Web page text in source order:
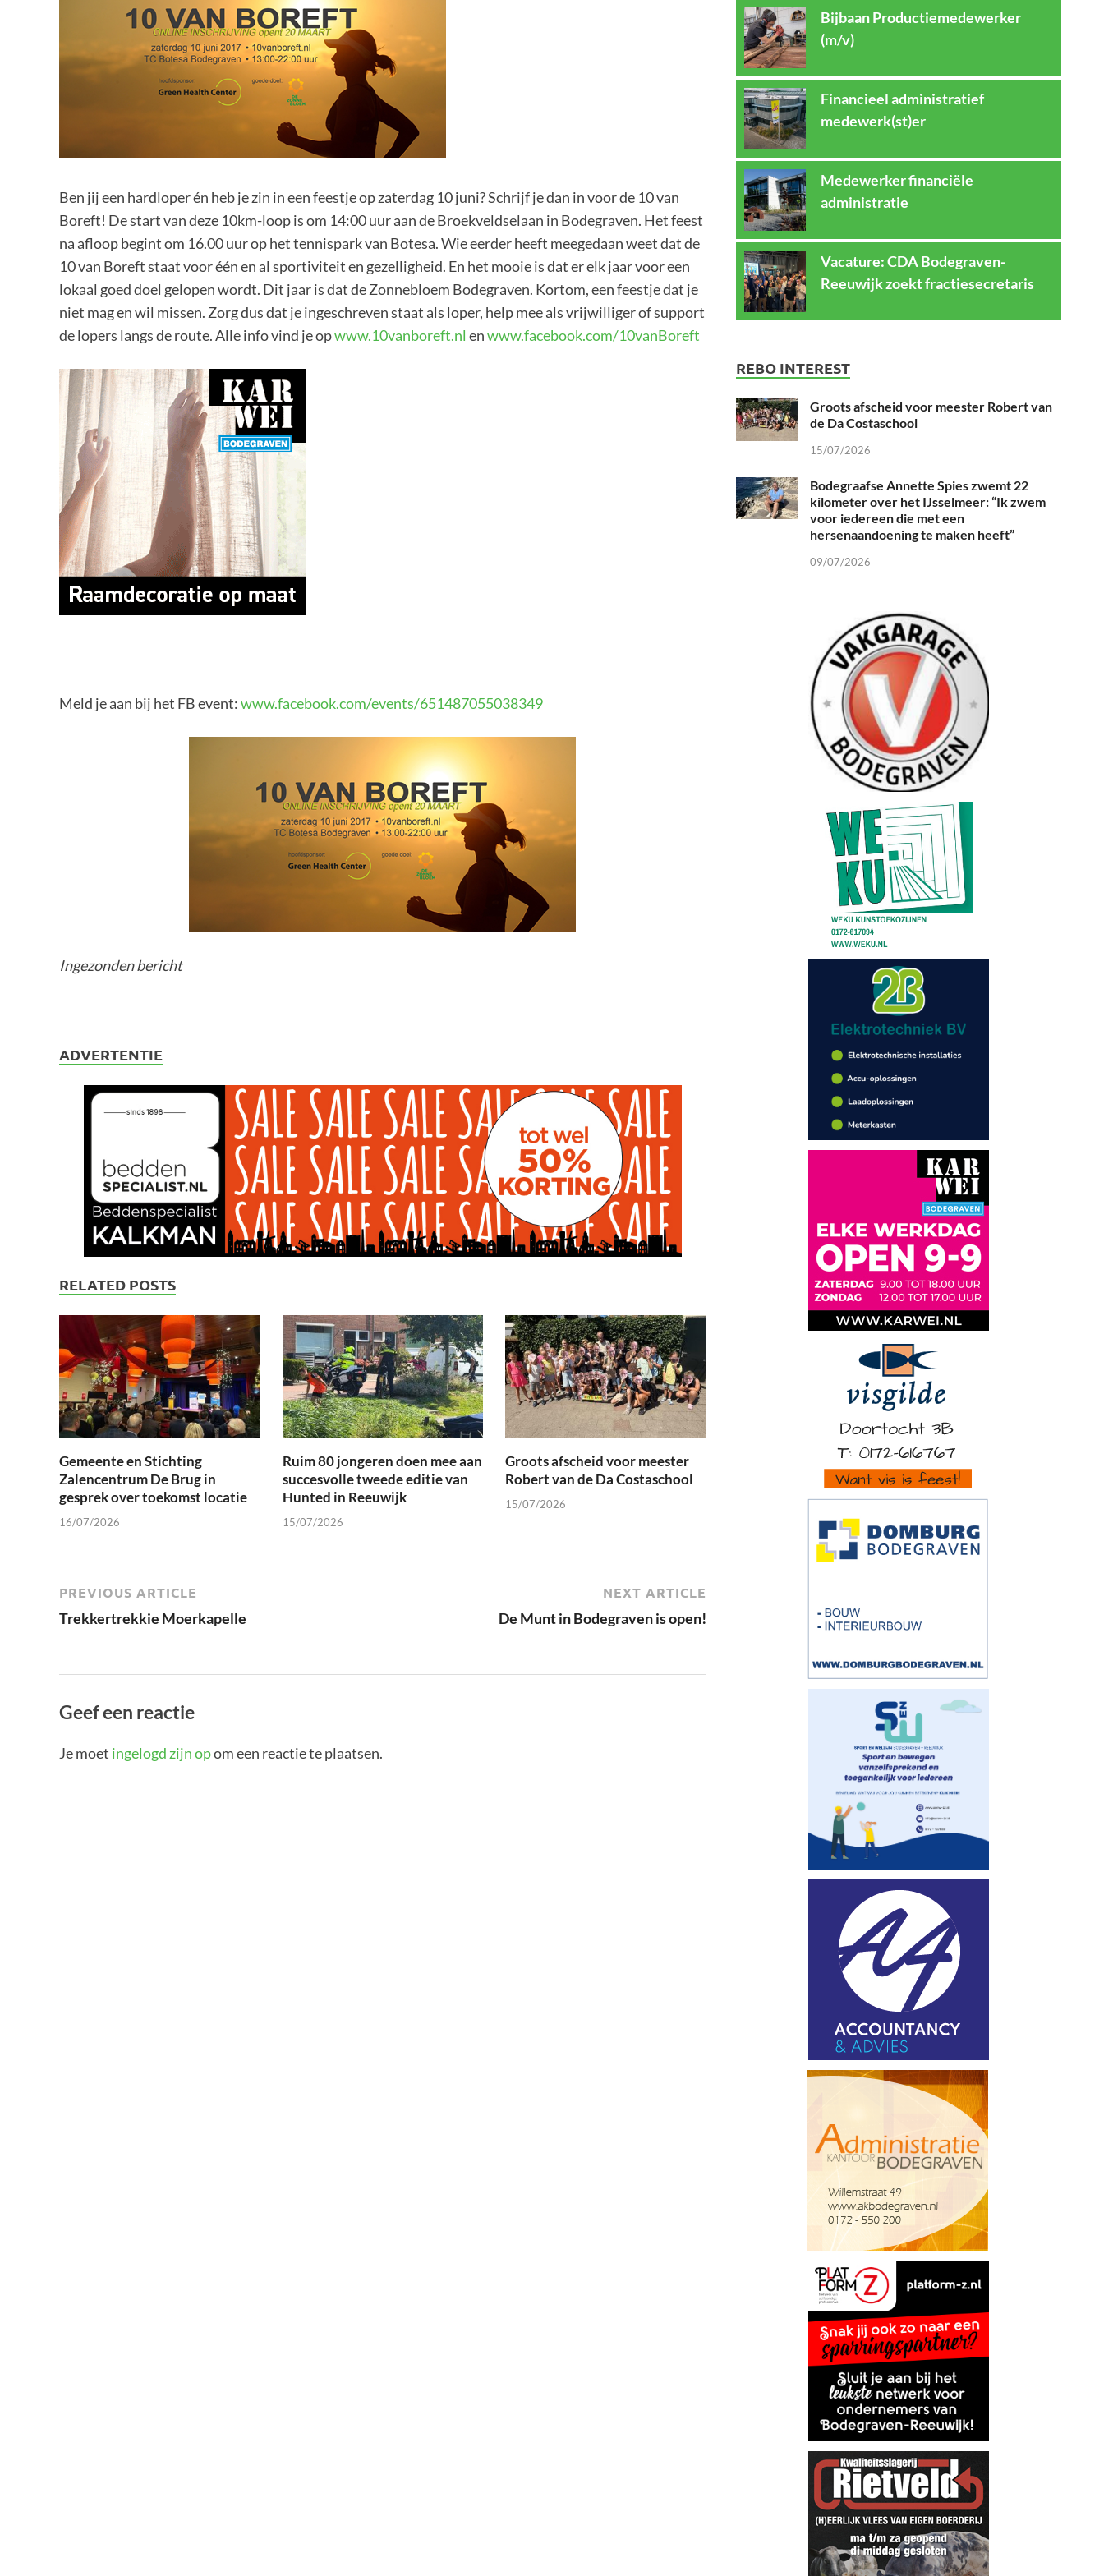
Ben jij een hardloper én heb je zin in een feestje op zaterdag 10 juni? Schrijf je dan in voor de 10 van
Boreft! De start van deze 10km-loop is om 14:00 uur aan de Broekveldselaan in Bodegraven. Het feest
na afloop begint om 16.00 uur op het tennispark van Botesa. Wie eerder heeft meegedaan weet dat de
10 van Boreft staat voor één en al sportiviteit en gezelligheid. En het mooie is dat er elk jaar voor een
lokaal goed doel gelopen wordt. Dit jaar is dat de Zonnebloem Bodegraven. Kortom, een feestje dat je
niet mag en wil missen. Zorg dus dat je ingeschreven staat als loper, help mee als vrijwilliger of support
de lopers langs de route. Alle info vind je opwww.10vanboreft.nl enwww.facebook.com/10vanBoreft
Meld je aan bij het FB event:www.facebook.com/events/651487055038349
Ingezonden bericht
ADVERTENTIE
RELATED POSTS
Gemeente en Stichting
Zalencentrum De Brug in
gesprek over toekomst locatie
16/07/2026
Ruim 80 jongeren doen mee aan
succesvolle tweede editie van
Hunted in Reeuwijk
15/07/2026
Groots afscheid voor meester
Robert van de Da Costaschool
15/07/2026
PREVIOUS ARTICLE
Trekkertrekkie Moerkapelle
NEXT ARTICLE
De Munt in Bodegraven is open!
Geef een reactie
Je moet ingelogd zijn opom een reactie te plaatsen.
Bijbaan Productiemedewerker
(m/v)
Financieel administratief
medewerk(st)er
Medewerker financiële
administratie
Vacature: CDA Bodegraven-
Reeuwijk zoekt fractiesecretaris
REBO INTEREST
Groots afscheid voor meester Robert van
de Da Costaschool
15/07/2026
Bodegraafse Annette Spies zwemt 22
kilometer over het IJsselmeer: “Ik zwem
voor iedereen die met een
hersenaandoening te maken heeft”
09/07/2026